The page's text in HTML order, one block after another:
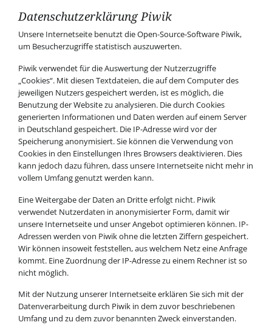
Datenschutzerklärung Piwik
Unsere Internetseite benutzt die Open-Source-Software Piwik,
um Besucherzugriffe statistisch auszuwerten.
Piwik verwendet für die Auswertung der Nutzerzugriffe
„Cookies“. Mit diesen Textdateien, die auf dem Computer des
jeweiligen Nutzers gespeichert werden, ist es möglich, die
Benutzung der Website zu analysieren. Die durch Cookies
generierten Informationen und Daten werden auf einem Server
in Deutschland gespeichert. Die IP-Adresse wird vor der
Speicherung anonymisiert. Sie können die Verwendung von
Cookies in den Einstellungen Ihres Browsers deaktivieren. Dies
kann jedoch dazu führen, dass unsere Internetseite nicht mehr in
vollem Umfang genutzt werden kann.
Eine Weitergabe der Daten an Dritte erfolgt nicht. Piwik
verwendet Nutzerdaten in anonymisierter Form, damit wir
unsere Internetseite und unser Angebot optimieren können. IP-
Adressen werden von Piwik ohne die letzten Ziffern gespeichert.
Wir können insoweit feststellen, aus welchem Netz eine Anfrage
kommt. Eine Zuordnung der IP-Adresse zu einem Rechner ist so
nicht möglich.
Mit der Nutzung unserer Internetseite erklären Sie sich mit der
Datenverarbeitung durch Piwik in dem zuvor beschriebenen
Umfang und zu dem zuvor benannten Zweck einverstanden.